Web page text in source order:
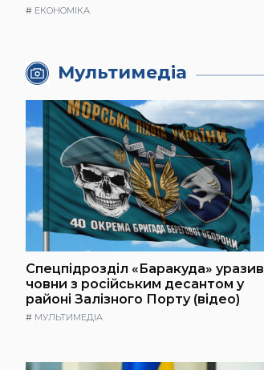
# ЕКОНОМІКА
Мультимедіа
Спецпідрозділ «Баракуда» уразив
човни з російським десантом у
районі Залізного Порту (відео)
# МУЛЬТИМЕДІА